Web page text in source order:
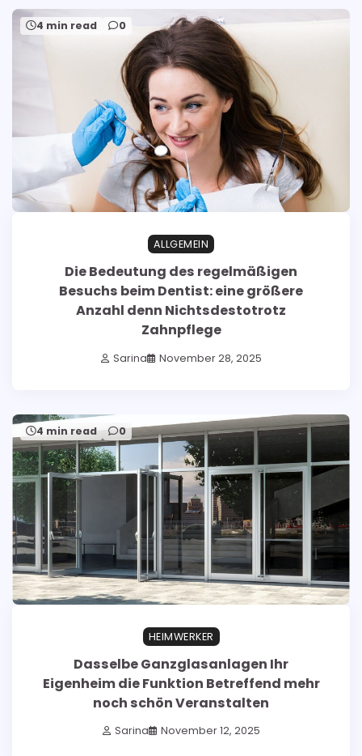
4 min read 0
ALLGEMEIN
Die Bedeutung des regelmäßigen
Besuchs beim Dentist: eine größere
Anzahl denn Nichtsdestotrotz
Zahnpflege
Sarina November 28, 2025
4 min read 0
HEIMWERKER
Dasselbe Ganzglasanlagen Ihr
Eigenheim die Funktion Betreffend mehr
noch schön Veranstalten
Sarina November 12, 2025